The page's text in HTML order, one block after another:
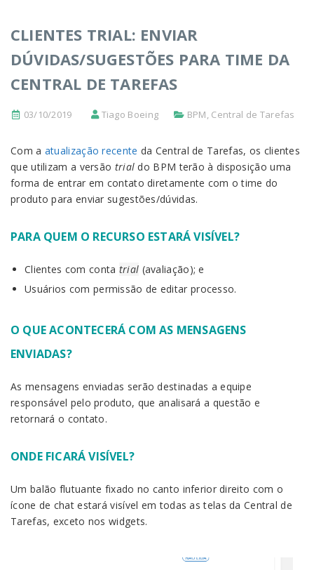
CLIENTES TRIAL: ENVIAR
DÚVIDAS/SUGESTÕES PARA TIME DA
CENTRAL DE TAREFAS
03/10/2019 Tiago Boeing BPM, Central de Tarefas
Com a atualização recente da Central de Tarefas, os clientes
que utilizam a versão trial do BPM terão à disposição uma
forma de entrar em contato diretamente com o time do
produto para enviar sugestões/dúvidas.
PARA QUEM O RECURSO ESTARÁ VISÍVEL?
Clientes com conta trial (avaliação); e
Usuários com permissão de editar processo.
O QUE ACONTECERÁ COM AS MENSAGENS
ENVIADAS?
As mensagens enviadas serão destinadas a equipe
responsável pelo produto, que analisará a questão e
retornará o contato.
ONDE FICARÁ VISÍVEL?
Um balão flutuante fixado no canto inferior direito com o
ícone de chat estará visível em todas as telas da Central de
Tarefas, exceto nos widgets.